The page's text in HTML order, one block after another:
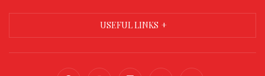
USEFUL LINKS